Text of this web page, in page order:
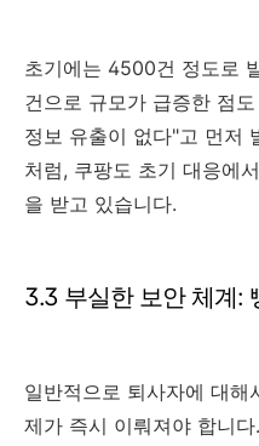
초기에는 4500건 정도로
건으로 규모가 급증한 점
정보 유출이 없다"고 먼저
처럼, 쿠팡도 초기 대응에
을 받고 있습니다.
3.3 부실한 보안 체계:
일반적으로 퇴사자에 대
제가 즉시 이뤄져야 합니